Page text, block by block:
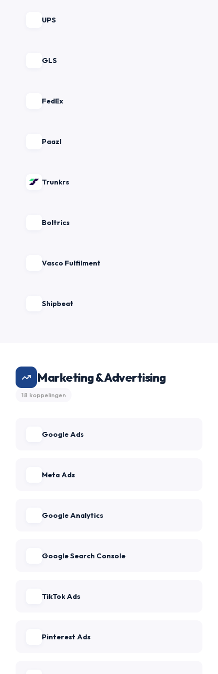
UPS
GLS
FedEx
Paazl
Trunkrs
Boltrics
Vasco Fulfilment
Shipbeat
Marketing & Advertising
18 koppelingen
Google Ads
Meta Ads
Google Analytics
Google Search Console
TikTok Ads
Pinterest Ads